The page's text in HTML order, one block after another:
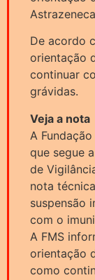
De acordo
orientação
continuar
grávidas.
Veja a nota
A
que segue
de
nota
suspensão
com o
A FMS
orientação
como